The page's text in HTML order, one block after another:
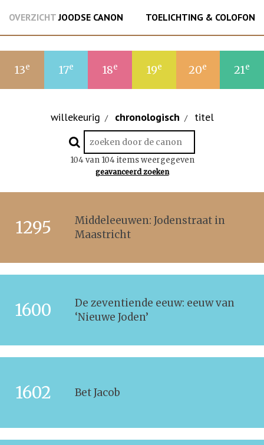
OVERZICHTJOODSE CANON TOELICHTING & COLOFON
13e 17e 18e 19e 20e 21e
willekeurig / chronologisch / titel
104 van 104 items weergegeven
geavanceerd zoeken
1295
Middeleeuwen: Jodenstraat in
Maastricht
1600
De zeventiende eeuw: eeuw van
‘Nieuwe Joden’
1602 Bet Jacob